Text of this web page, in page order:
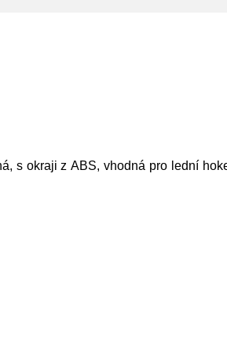
s okraji z ABS, vhodná pro lední